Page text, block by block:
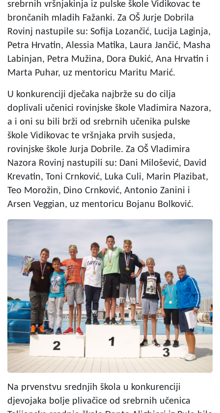
srebrnih vršnjakinja iz pulske škole Vidikovac te
brončanih mladih Fažanki. Za OŠ Jurje Dobrila
Rovinj nastupile su: Sofija Lozančić, Lucija Laginja,
Petra Hrvatin, Alessia Matika, Laura Jančić, Masha
Labinjan, Petra Mužina, Dora Đukić, Ana Hrvatin i
Marta Puhar, uz mentoricu Maritu Marić.
U konkurenciji dječaka najbrže su do cilja
doplivali učenici rovinjske škole Vladimira Nazora,
a i oni su bili brži od srebrnih učenika pulske
škole Vidikovac te vršnjaka prvih susjeda,
rovinjske škole Jurja Dobrile. Za OŠ Vladimira
Nazora Rovinj nastupili su: Dani Milošević, David
Krevatin, Toni Crnković, Luka Culi, Marin Plazibat,
Teo Morožin, Dino Crnković, Antonio Zanini i
Arsen Veggian, uz mentoricu Bojanu Bolković.
Na prvenstvu srednjih škola u konkurenciji
djevojaka bolje plivačice od srebrnih učenica